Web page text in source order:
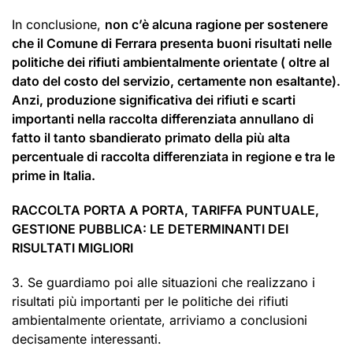
In conclusione, non c’è alcuna ragione per sostenere
che il Comune di Ferrara presenta buoni risultati nelle
politiche dei rifiuti ambientalmente orientate ( oltre al
dato del costo del servizio, certamente non esaltante).
Anzi, produzione significativa dei rifiuti e scarti
importanti nella raccolta differenziata annullano di
fatto il tanto sbandierato primato della più alta
percentuale di raccolta differenziata in regione e tra le
prime in Italia.
RACCOLTA PORTA A PORTA, TARIFFA PUNTUALE,
GESTIONE PUBBLICA: LE DETERMINANTI DEI
RISULTATI MIGLIORI
3. Se guardiamo poi alle situazioni che realizzano i
risultati più importanti per le politiche dei rifiuti
ambientalmente orientate, arriviamo a conclusioni
decisamente interessanti.